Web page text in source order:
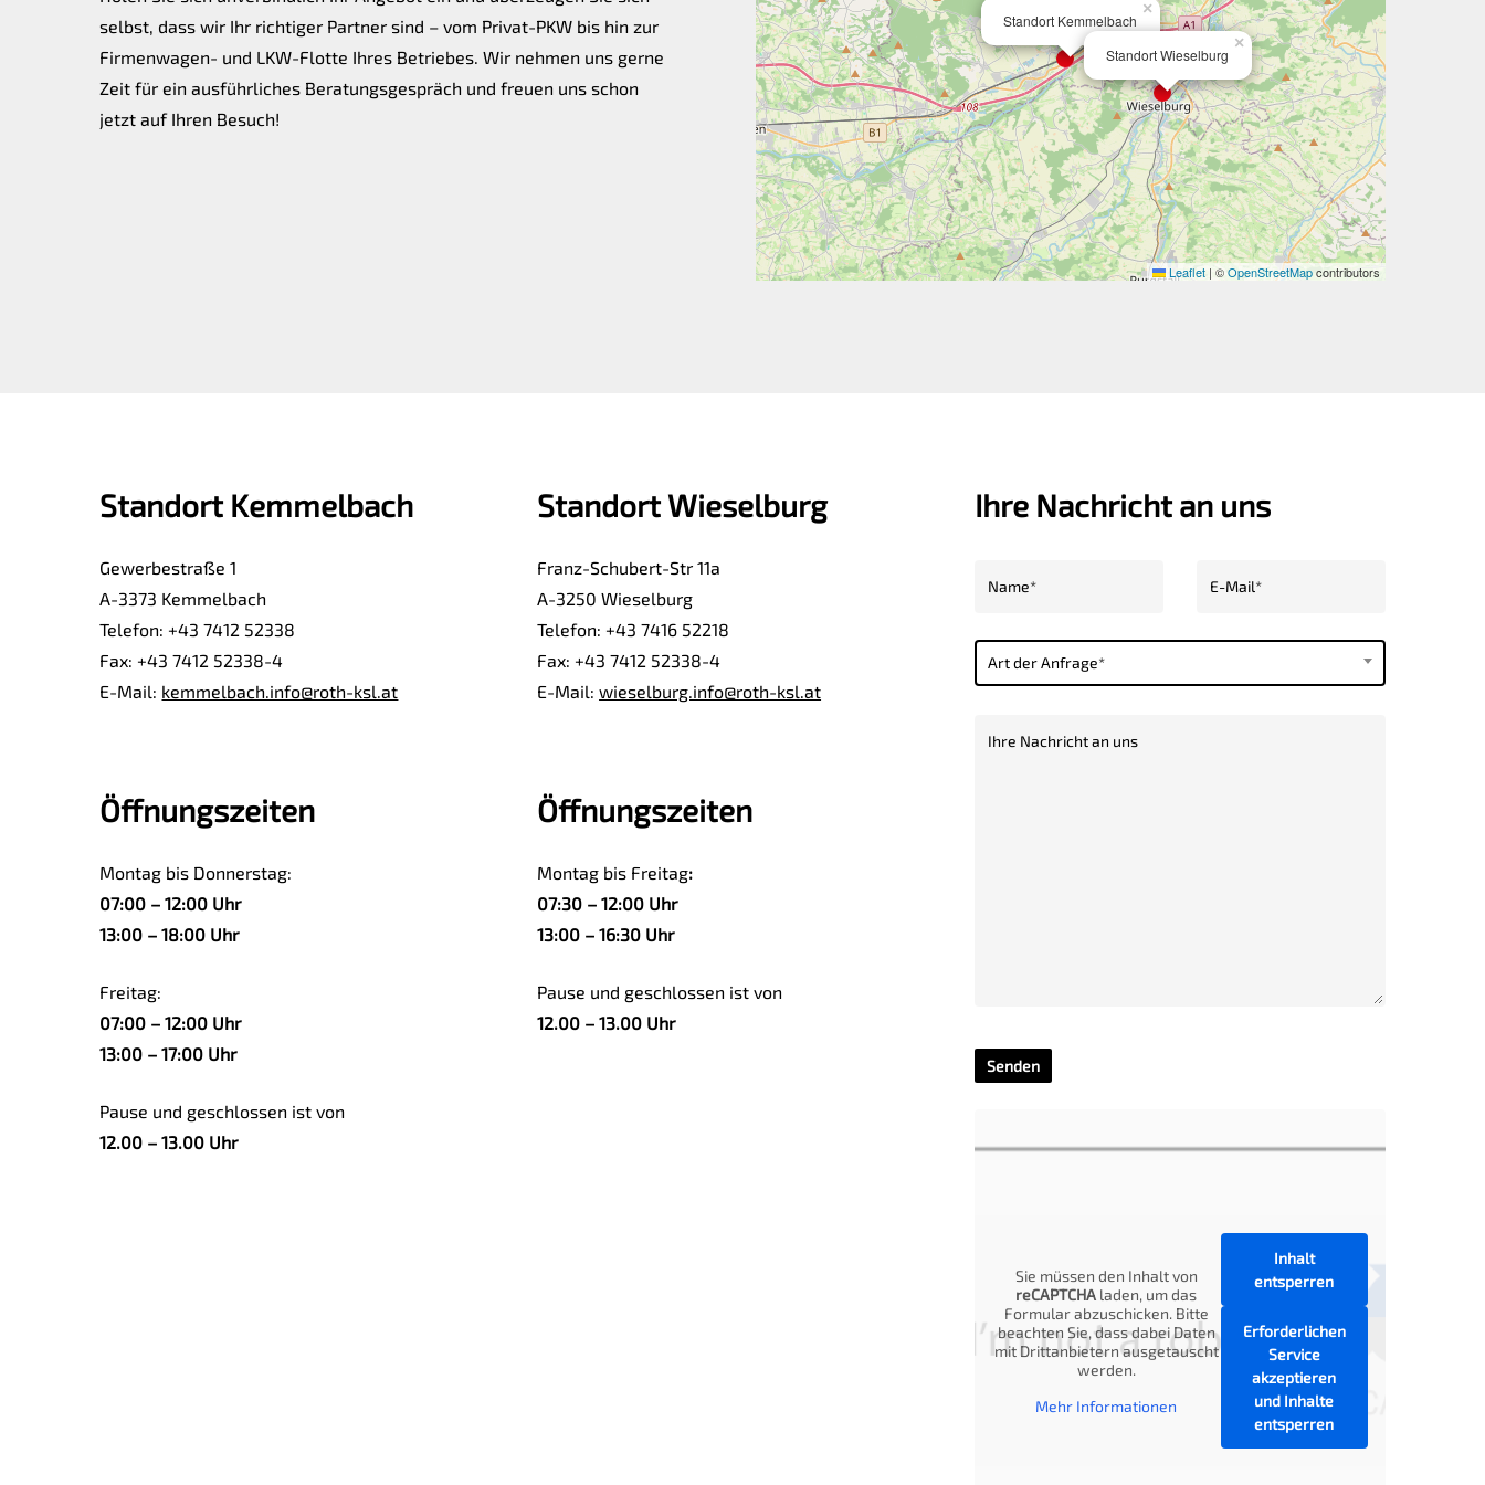
selbst, dass wir Ihr richtiger Partner sind – vom Privat-PKW bis hin zur
Firmenwagen- und LKW-Flotte Ihres Betriebes. Wir nehmen uns gerne
Zeit für ein ausführliches Beratungsgespräch und freuen uns schon
jetzt auf Ihren Besuch!
Standort Kemmelbach
×
Standort Wieselburg
×
Leaflet | ©OpenStreetMapcontributors
Standort Kemmelbach
Gewerbestraße 1
A-3373 Kemmelbach
Telefon: +43 7412 52338
Fax: +43 7412 52338-4
E-Mail: kemmelbach.info@roth-ksl.at
Öffnungszeiten
Montag bis Donnerstag:
07:00 – 12:00 Uhr
13:00 – 18:00 Uhr
Freitag:
07:00 – 12:00 Uhr
13:00 – 17:00 Uhr
Pause und geschlossen ist von
12.00 – 13.00 Uhr
Standort Wieselburg
Franz-Schubert-Str 11a
A-3250 Wieselburg
Telefon: +43 7416 52218
Fax: +43 7412 52338-4
E-Mail:wieselburg.info@roth-ksl.at
Öffnungszeiten
Montag bis Freitag:
07:30 – 12:00 Uhr
13:00 – 16:30 Uhr
Pause und geschlossen ist von
12.00 – 13.00 Uhr
Ihre Nachricht an uns
Art der Anfrage*
Sie müssen den Inhalt von
reCAPTCHA laden, um das
Formular abzuschicken. Bitte
beachten Sie, dass dabei Daten
mit Drittanbietern ausgetauscht
werden.
Mehr Informationen
Inhalt
entsperren
Erforderlichen
Service
akzeptieren
und Inhalte
entsperren